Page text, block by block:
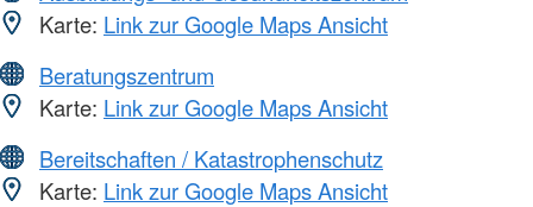
Karte: Link zur Google Maps Ansicht
Beratungszentrum
Karte: Link zur Google Maps Ansicht
Bereitschaften / Katastrophenschutz
Karte: Link zur Google Maps Ansicht